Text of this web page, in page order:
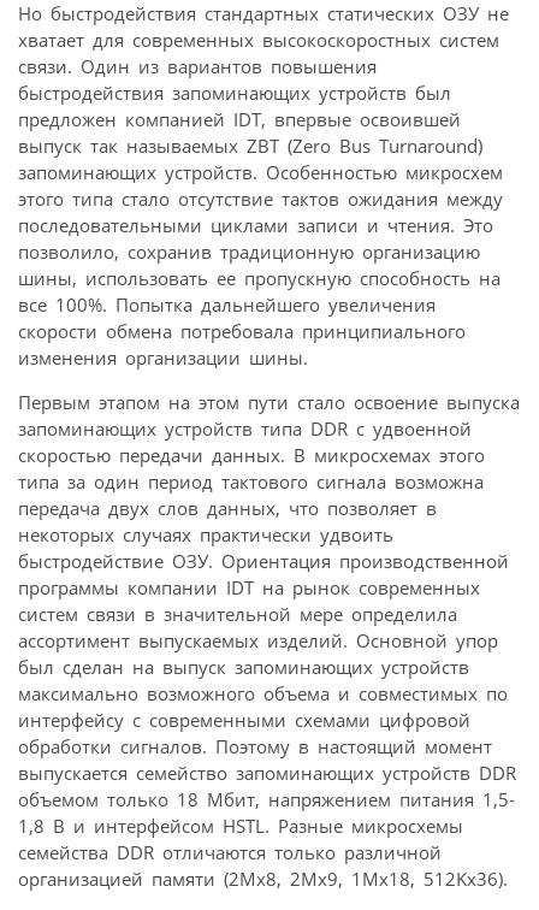
Но быстродействия стандартных статических ОЗУ не
хватает для современных высокоскоростных систем
связи. Один из вариантов повышения
быстродействия запоминающих устройств был
предложен компанией IDT, впервые освоившей
выпуск так называемых ZBT (Zero Bus Turnaround)
запоминающих устройств. Особенностью микросхем
этого типа стало отсутствие тактов ожидания между
последовательными циклами записи и чтения. Это
позволило, сохранив традиционную организацию
шины, использовать ее пропускную способность на
все 100%. Попытка дальнейшего увеличения
скорости обмена потребовала принципиального
изменения организации шины.
Первым этапом на этом пути стало освоение выпуска
запоминающих устройств типа DDR с удвоенной
скоростью передачи данных. В микросхемах этого
типа за один период тактового сигнала возможна
передача двух слов данных, что позволяет в
некоторых случаях практически удвоить
быстродействие ОЗУ. Ориентация производственной
программы компании IDT на рынок современных
систем связи в значительной мере определила
ассортимент выпускаемых изделий. Основной упор
был сделан на выпуск запоминающих устройств
максимально возможного объема и совместимых по
интерфейсу с современными схемами цифровой
обработки сигналов. Поэтому в настоящий момент
выпускается семейство запоминающих устройств DDR
объемом только 18 Мбит, напряжением питания 1,5-
1,8 В и интерфейсом HSTL. Разные микросхемы
семейства DDR отличаются только различной
организацией памяти (2Mx8, 2Mx9, 1Mx18, 512Kx36).